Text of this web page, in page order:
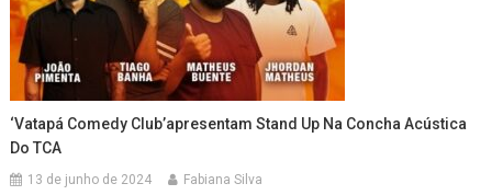
‘Vatapá Comedy Club’apresentam Stand Up Na Concha Acústica
Do TCA
13 de junho de 2024 Fabiana Silva